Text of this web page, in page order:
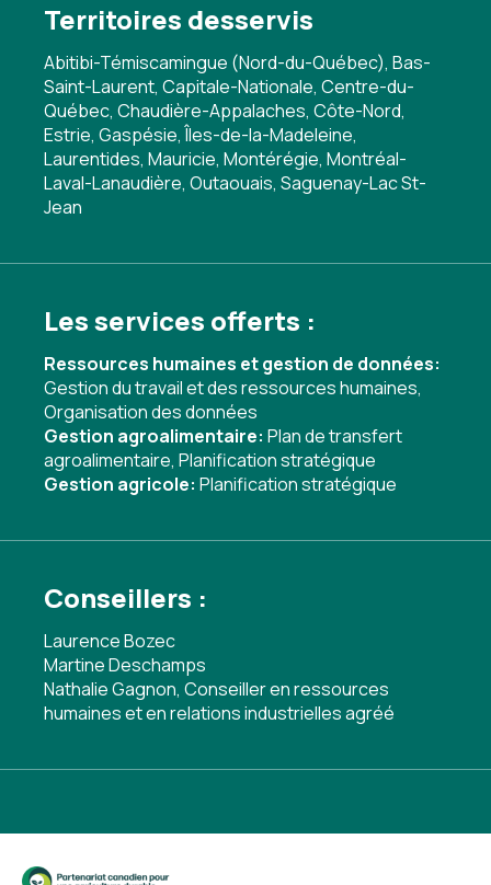
Territoires desservis
Abitibi-Témiscamingue (Nord-du-Québec), Bas-
Saint-Laurent, Capitale-Nationale, Centre-du-
Québec, Chaudière-Appalaches, Côte-Nord,
Estrie, Gaspésie, Îles-de-la-Madeleine,
Laurentides, Mauricie, Montérégie, Montréal-
Laval-Lanaudière, Outaouais, Saguenay-Lac St-
Jean
Les services offerts :
Ressources humaines et gestion de données:
Gestion du travail et des ressources humaines,
Organisation des données
Gestion agroalimentaire: Plan de transfert
agroalimentaire, Planification stratégique
Gestion agricole: Planification stratégique
Conseillers :
Laurence Bozec
Martine Deschamps
Nathalie Gagnon, Conseiller en ressources
humaines et en relations industrielles agréé